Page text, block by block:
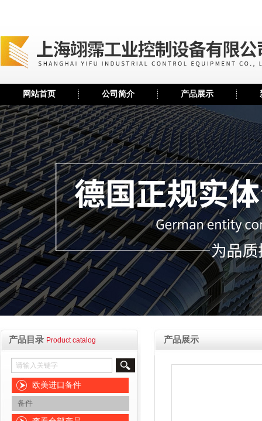
网站首页 公司简介 产品展示
产品目录 Product catalog
欧美进口备件
备件
产品展示